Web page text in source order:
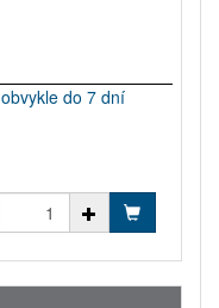
obvykle do 7 dní